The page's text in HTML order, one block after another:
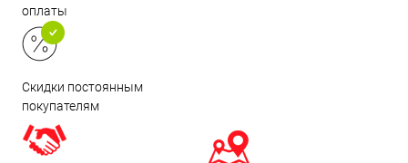
оплаты
Скидки постоянным
покупателям